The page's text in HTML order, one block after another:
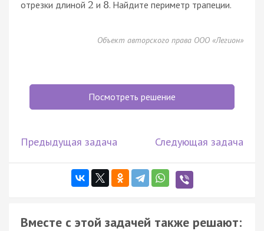
отрезки длиной 2 и 8. Найдите периметр трапеции.
Объект авторского права ООО «Легион»
Посмотреть решение
Предыдущая задача Следующая задача
Вместе с этой задачей также решают: